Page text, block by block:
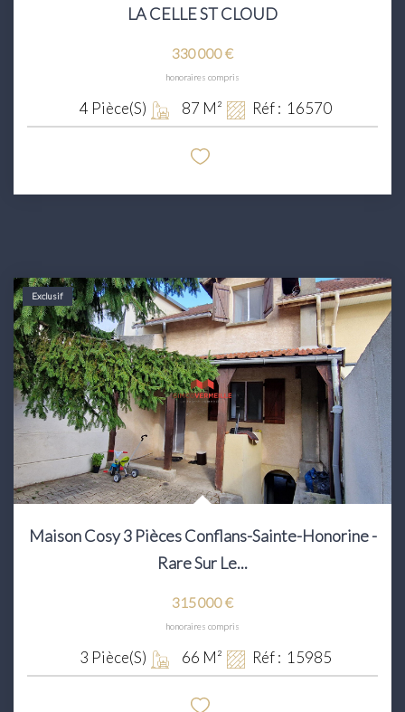
LA CELLE ST CLOUD
330 000 €
honoraires compris
4 Pièce(s) 87 M² Réf : 16570
Exclusif
Maison Cosy 3 Pièces Conflans-Sainte-Honorine -
Rare Sur Le...
315 000 €
honoraires compris
3 Pièce(s) 66 M² Réf : 15985